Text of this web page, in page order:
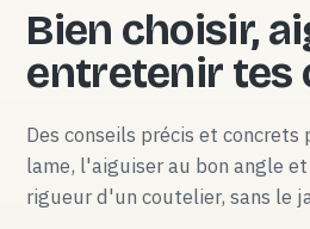
Bien choisir,
entretenir tes
Des conseils précis et concrets
lame, l'aiguiser au bon angle
rigueur d'un coutelier, sans le